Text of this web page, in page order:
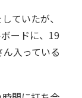
ていたが、
ードに、19
入っている